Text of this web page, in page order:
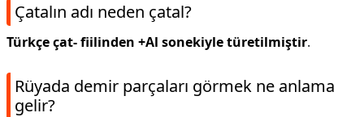
Çatalın adı neden çatal?
Türkçe çat- fiilinden +Al sonekiyle türetilmiştir.
Rüyada demir parçaları görmek ne anlama
gelir?